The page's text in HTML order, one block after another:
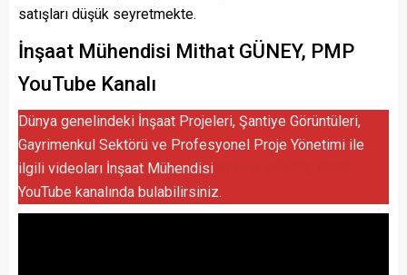
satışları düşük seyretmekte.
İnşaat Mühendisi Mithat GÜNEY, PMP
YouTube Kanalı
Dünya genelindeki İnşaat Projeleri, Şantiye Görüntüleri,
Gayrimenkul Sektörü ve Profesyonel Proje Yönetimi ile
ilgili videoları İnşaat Mühendisi
YouTube kanalında bulabilirsiniz.